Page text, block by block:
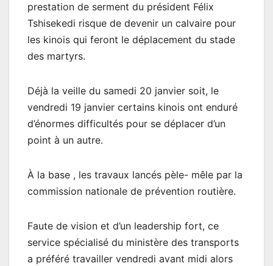
prestation de serment du président Félix
Tshisekedi risque de devenir un calvaire pour
les kinois qui feront le déplacement du stade
des martyrs.
Déjà la veille du samedi 20 janvier soit, le
vendredi 19 janvier certains kinois ont enduré
d’énormes difficultés pour se déplacer d’un
point à un autre.
À la base , les travaux lancés pèle- mêle par la
commission nationale de prévention routière.
Faute de vision et d’un leadership fort, ce
service spécialisé du ministère des transports
a préféré travailler vendredi avant midi alors